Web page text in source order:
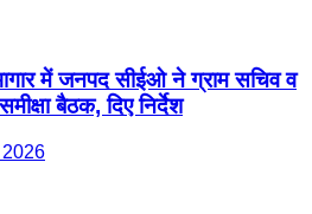
में जनपद सीईओ ने ग्राम सचिव व
बैठक, दिए निर्देश